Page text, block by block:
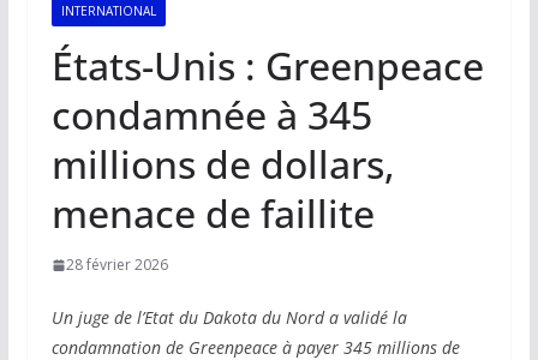
INTERNATIONAL
États-Unis : Greenpeace
condamnée à 345
millions de dollars,
menace de faillite
28 février 2026
Un juge de l’Etat du Dakota du Nord a validé la
condamnation de Greenpeace à payer 345 millions de